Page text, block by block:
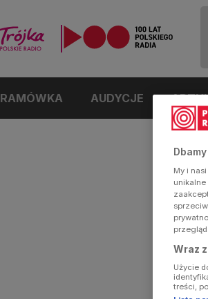
RAMÓWKA AUDYCJE
My i nasi
Wraz
Użycie
treści,